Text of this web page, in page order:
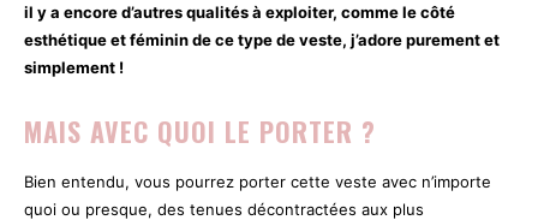
il y a encore d’autres qualités à exploiter, comme le côté
esthétique et féminin de ce type de veste, j’adore purement et
simplement !
MAIS AVEC QUOI LE PORTER ?
Bien entendu, vous pourrez porter cette veste avec n’importe
quoi ou presque, des tenues décontractées aux plus